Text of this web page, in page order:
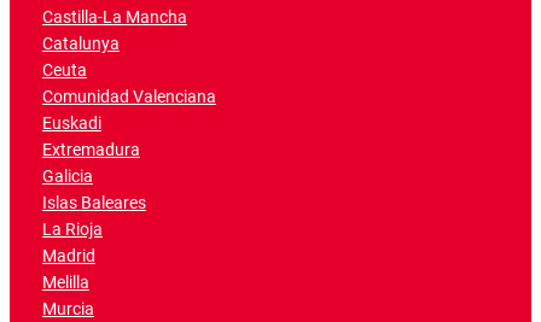
Castilla-La Mancha
Catalunya
Ceuta
Comunidad Valenciana
Euskadi
Extremadura
Galicia
Islas Baleares
La Rioja
Madrid
Melilla
Murcia